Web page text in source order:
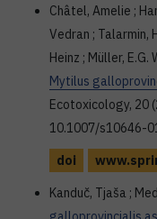
Châtel, Amelie ;
Vedran ; Talarmin,
Heinz ; Müller, E.G.
Mytilus
Ecotoxicology, 20
10.1007/s10646-
doi
Kanduč, Tjaša ;